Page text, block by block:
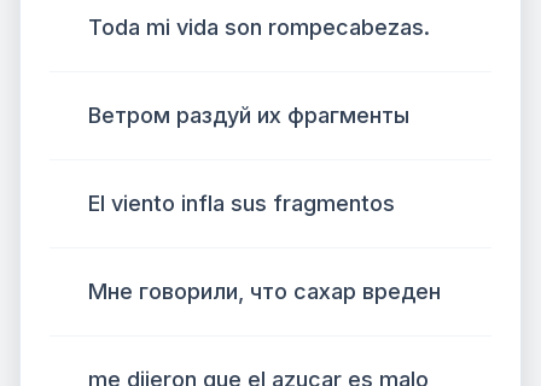
Toda mi vida son rompecabezas.
Ветром раздуй их фрагменты
El viento infla sus fragmentos
Мне говорили, что сахар вреден
me dijeron que el azucar es malo